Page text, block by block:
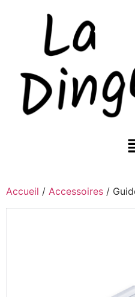
Accueil / Accessoires /